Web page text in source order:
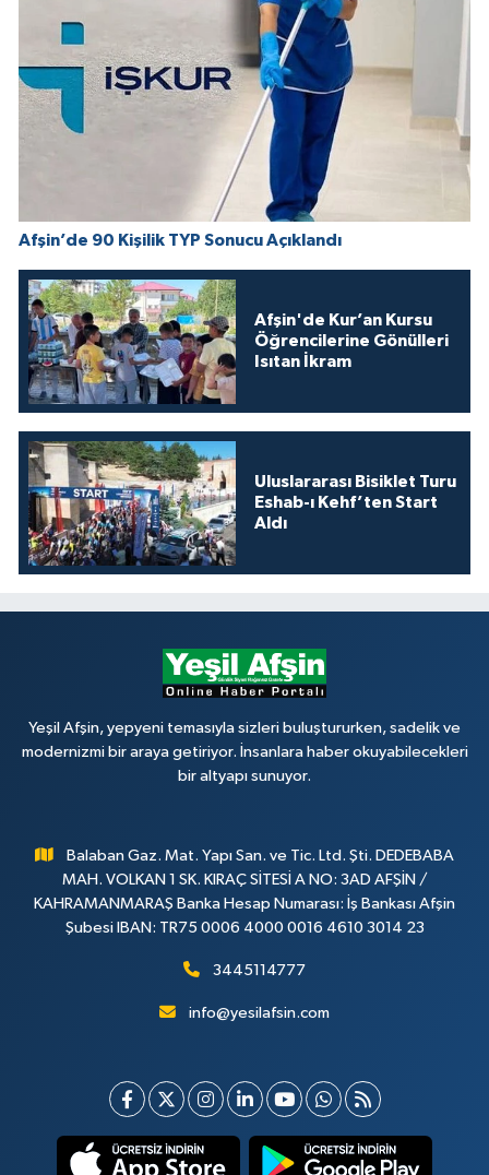
Afşin’de 90 Kişilik TYP Sonucu Açıklandı
Afşin'de Kur’an Kursu
Öğrencilerine Gönülleri
Isıtan İkram
Uluslararası Bisiklet Turu
Eshab-ı Kehf’ten Start
Aldı
Yeşil Afşin, yepyeni temasıyla sizleri buluştururken, sadelik ve
modernizmi bir araya getiriyor. İnsanlara haber okuyabilecekleri
bir altyapı sunuyor.
Balaban Gaz. Mat. Yapı San. ve Tic. Ltd. Şti. DEDEBABA
MAH. VOLKAN 1 SK. KIRAÇ SİTESİ A NO: 3AD AFŞİN /
KAHRAMANMARAŞ Banka Hesap Numarası: İş Bankası Afşin
Şubesi IBAN: TR75 0006 4000 0016 4610 3014 23
3445114777
info@yesilafsin.com